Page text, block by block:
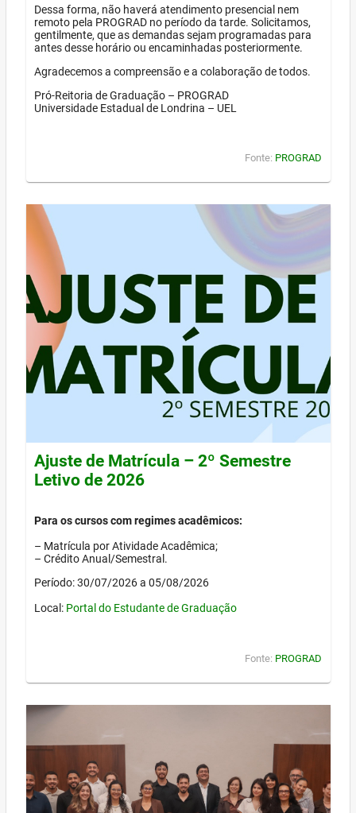
Dessa forma, não haverá atendimento presencial nem
remoto pela PROGRAD no período da tarde. Solicitamos,
gentilmente, que as demandas sejam programadas para
antes desse horário ou encaminhadas posteriormente.
Agradecemos a compreensão e a colaboração de todos.
Pró-Reitoria de Graduação – PROGRAD
Universidade Estadual de Londrina – UEL
Fonte: PROGRAD
Ajuste de Matrícula – 2º Semestre
Letivo de 2026
Para os cursos com regimes acadêmicos:
– Matrícula por Atividade Acadêmica;
– Crédito Anual/Semestral.
Período: 30/07/2026 a 05/08/2026
Local: Portal do Estudante de Graduação
Fonte: PROGRAD